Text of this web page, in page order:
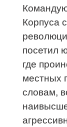
Корпуса
посетил
где
местных
словам,